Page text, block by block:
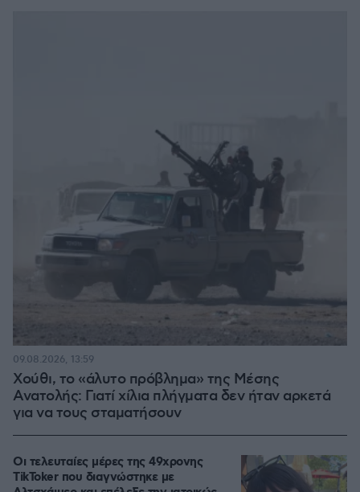
Χούθι, το «άλυτο πρόβλημα» της Μέσης
Ανατολής: Γιατί χίλια πλήγματα δεν ήταν αρκετά
για να τους σταματήσουν
09.08.2026, 13:59
Οι τελευταίες μέρες της 49χρονης
TikToker που διαγνώστηκε με